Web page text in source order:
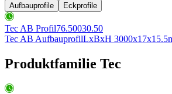
Aufbauprofile Eckprofile
Tec AB Profil76.50030.50
Tec AB AufbauprofilLxBxH
Produktfamilie Tec